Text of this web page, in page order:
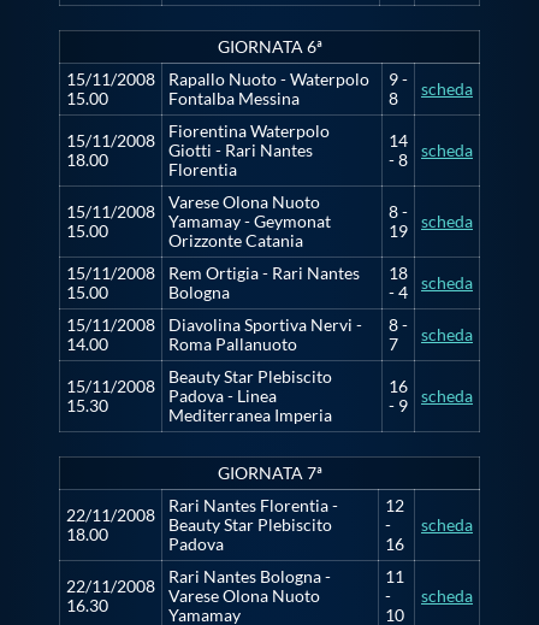
GIORNATA 6ª
15/11/2008
15.00
Rapallo Nuoto - Waterpolo
Fontalba Messina
9 -
8
scheda
15/11/2008
18.00
Fiorentina Waterpolo
Giotti - Rari Nantes
Florentia
14
- 8
scheda
15/11/2008
15.00
Varese Olona Nuoto
Yamamay - Geymonat
Orizzonte Catania
8 -
19
scheda
15/11/2008
15.00
Rem Ortigia - Rari Nantes
Bologna
18
- 4
scheda
15/11/2008
14.00
Diavolina Sportiva Nervi -
Roma Pallanuoto
8 -
7
scheda
15/11/2008
15.30
Beauty Star Plebiscito
Padova - Linea
Mediterranea Imperia
16
- 9
scheda
GIORNATA 7ª
22/11/2008
18.00
Rari Nantes Florentia -
Beauty Star Plebiscito
Padova
12
-
16
scheda
22/11/2008
16.30
Rari Nantes Bologna -
Varese Olona Nuoto
Yamamay
11
-
10
scheda